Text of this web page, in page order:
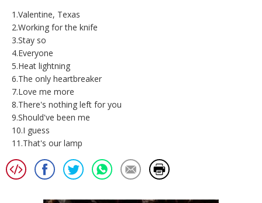
1.Valentine, Texas
2.Working for the knife
3.Stay so
4.Everyone
5.Heat lightning
6.The only heartbreaker
7.Love me more
8.There's nothing left for you
9.Should've been me
10.I guess
11.That's our lamp